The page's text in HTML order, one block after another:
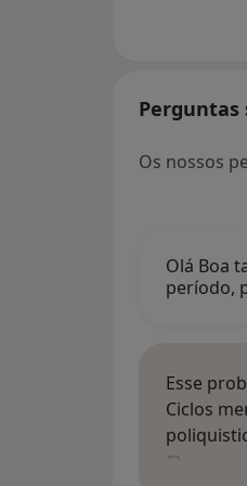
Perguntas
Os nossos
Olá Boa
período,
Esse
Ciclos